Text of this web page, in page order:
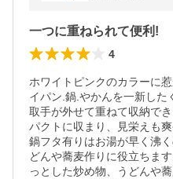
一つに重ねられて便利!
4
ホワイトピンクのカラーに
イパン.鍋.やかんを一新した
取手が外せて重ねて収納で
パクトに収まり、見栄えも爽
鍋フタ有りはお湯が早く沸
どんや蕎麦作りに役立ちま
っとした炒め物、うどんや